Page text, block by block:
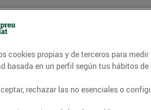
recetas, consejos
gastronomía de nuestro territorio y
CONSELLS I HÀBITS SALUDABLES
cookies propias y de terceros para
basada en un perfil según tus hábitos de
rechazar las no esenciales o